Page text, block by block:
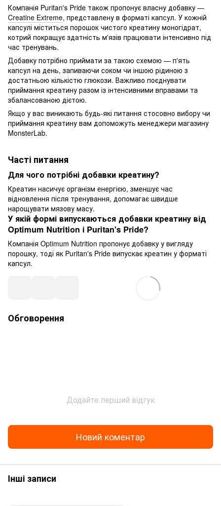
Компанія Puritan's Pride також пропонує власну добавку —
Creatine Extreme, представлену в форматі капсул. У кожній
капсулі міститься порошок чистого креатину моногідрат,
котрий покращує здатність м'язів працювати інтенсивно під
час тренувань.
Добавку потрібно приймати за такою схемою — п'ять
капсул на день, запиваючи соком чи іншою рідиною з
достатньою кількістю глюкози. Важливо поєднувати
приймання креатину разом із інтенсивними вправами та
збалансованою дієтою.
Якщо у вас виникають будь-які питання стосовно вибору чи
приймання креатину вам допоможуть менеджери магазину
MonsterLab.
Часті питання
Для чого потрібні добавки креатину?
Креатин насичує організм енергією, зменшує час
відновлення після тренування, допомагає швидше
нарощувати мязову масу.
У якій формі випускаються добавки креатину від
Optimum Nutrition і Puritan's Pride?
Компанія Optimum Nutrition пропонує добавку у вигляду
порошку, тоді як Puritan's Pride випускає креатин у форматі
капсул.
Обговорення
Додайте перший відгук
Новий коментар
Інші записи